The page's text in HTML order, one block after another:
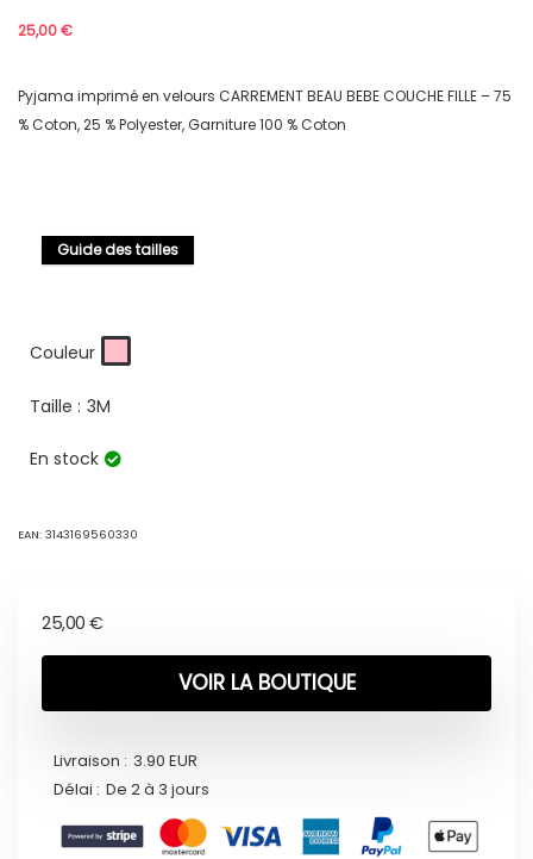
25,00€
Pyjama imprimé en velours CARREMENT BEAU BEBE COUCHE FILLE – 75
% Coton, 25 % Polyester, Garniture 100 % Coton
Guide des tailles
Couleur
Taille : 3M
En stock
EAN: 3143169560330
25,00 €
VOIR LA BOUTIQUE
Livraison : 3.90 EUR
Délai : De 2 à 3 jours